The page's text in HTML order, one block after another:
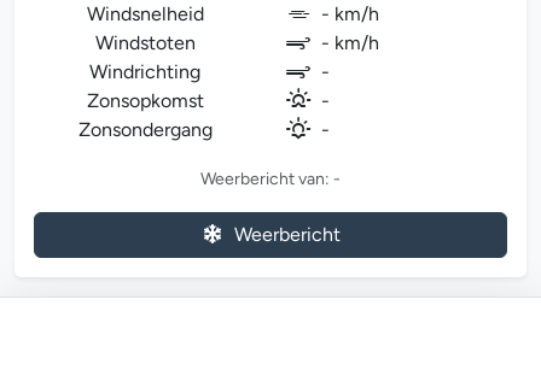
Windsnelheid
- km/h
Windstoten
- km/h
Windrichting
-
Zonsopkomst
-
Zonsondergang
-
Weerbericht van: -
Weerbericht